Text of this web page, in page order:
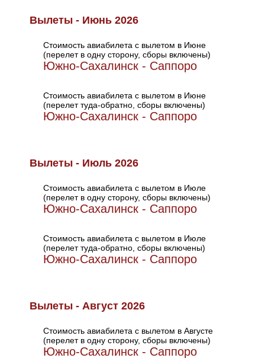
Вылеты - Июнь 2026
Стоимость авиабилета с вылетом в Июне
(перелет в одну сторону, сборы включены)
Южно-Сахалинск - Саппоро
Стоимость авиабилета с вылетом в Июне
(перелет туда-обратно, сборы включены)
Южно-Сахалинск - Саппоро
Вылеты - Июль 2026
Стоимость авиабилета с вылетом в Июле
(перелет в одну сторону, сборы включены)
Южно-Сахалинск - Саппоро
Стоимость авиабилета с вылетом в Июле
(перелет туда-обратно, сборы включены)
Южно-Сахалинск - Саппоро
Вылеты - Август 2026
Стоимость авиабилета с вылетом в Августе
(перелет в одну сторону, сборы включены)
Южно-Сахалинск - Саппоро